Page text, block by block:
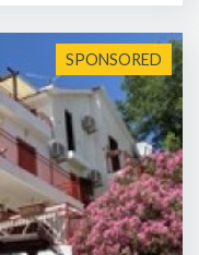
SPONSORED